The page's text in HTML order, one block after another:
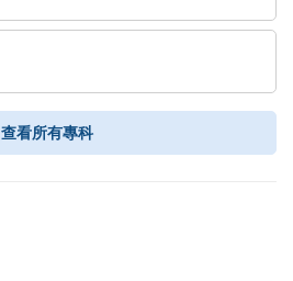
查看所有專科